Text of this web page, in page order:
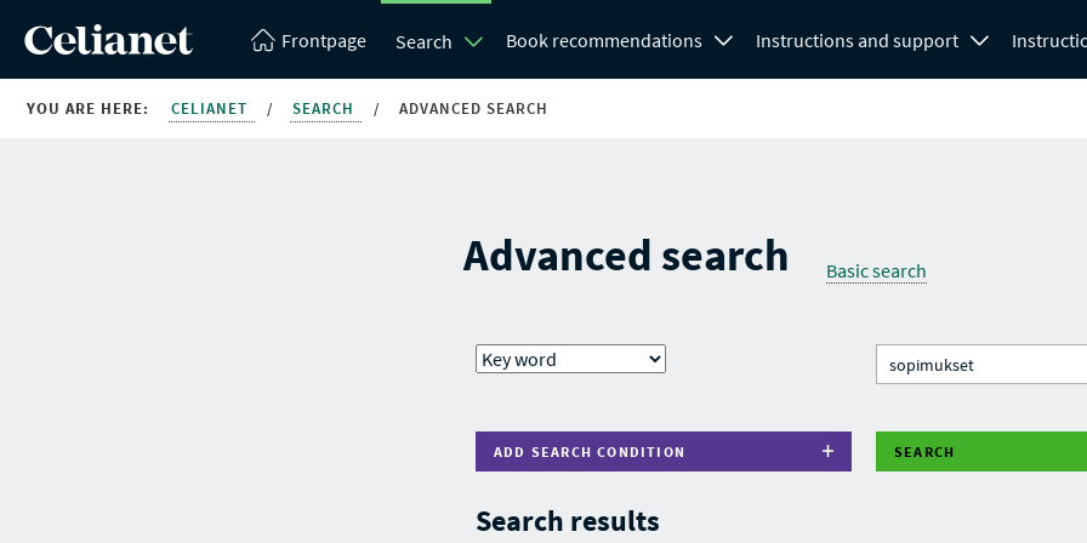
Frontpage Search Book recommendations Instructions and support
YOU ARE HERE: CELIANET / SEARCH / ADVANCED SEARCH
Advanced search Basic search
ADD SEARCH CONDITION SEARCH
Search results